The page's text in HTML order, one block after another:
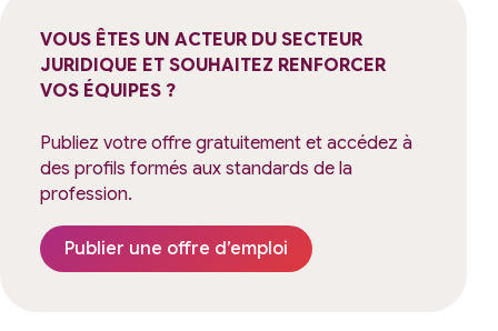
VOUS ÊTES UN ACTEUR DU SECTEUR
JURIDIQUE ET SOUHAITEZ RENFORCER
VOS ÉQUIPES ?
Publiez votre offre gratuitement et accédez à
des profils formés aux standards de la
profession.
Publier une offre d’emploi